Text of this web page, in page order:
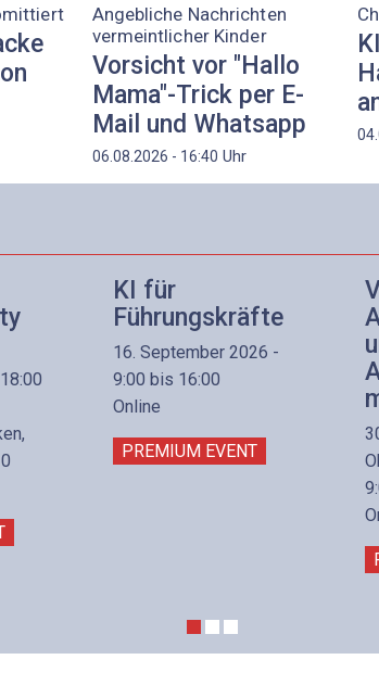
Angebliche Nachrichten
vermeintlicher Kinder
Vorsicht vor "Hallo
Mama"-Trick per E-
Mail und Whatsapp
06.08.2026 - 16:40 Uhr
KI für
Führungskräfte
16. September 2026 -
9:00 bis 16:00
Online
PREMIUM EVENT